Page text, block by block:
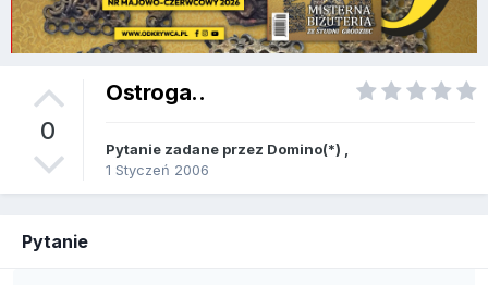
0
Ostroga..
Pytanie zadane przez Domino(*)
1 Styczeń 2006
Pytanie